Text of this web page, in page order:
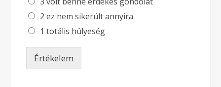
2 ez nem sikerült annyira
1 totális hülyeség
Értékelem